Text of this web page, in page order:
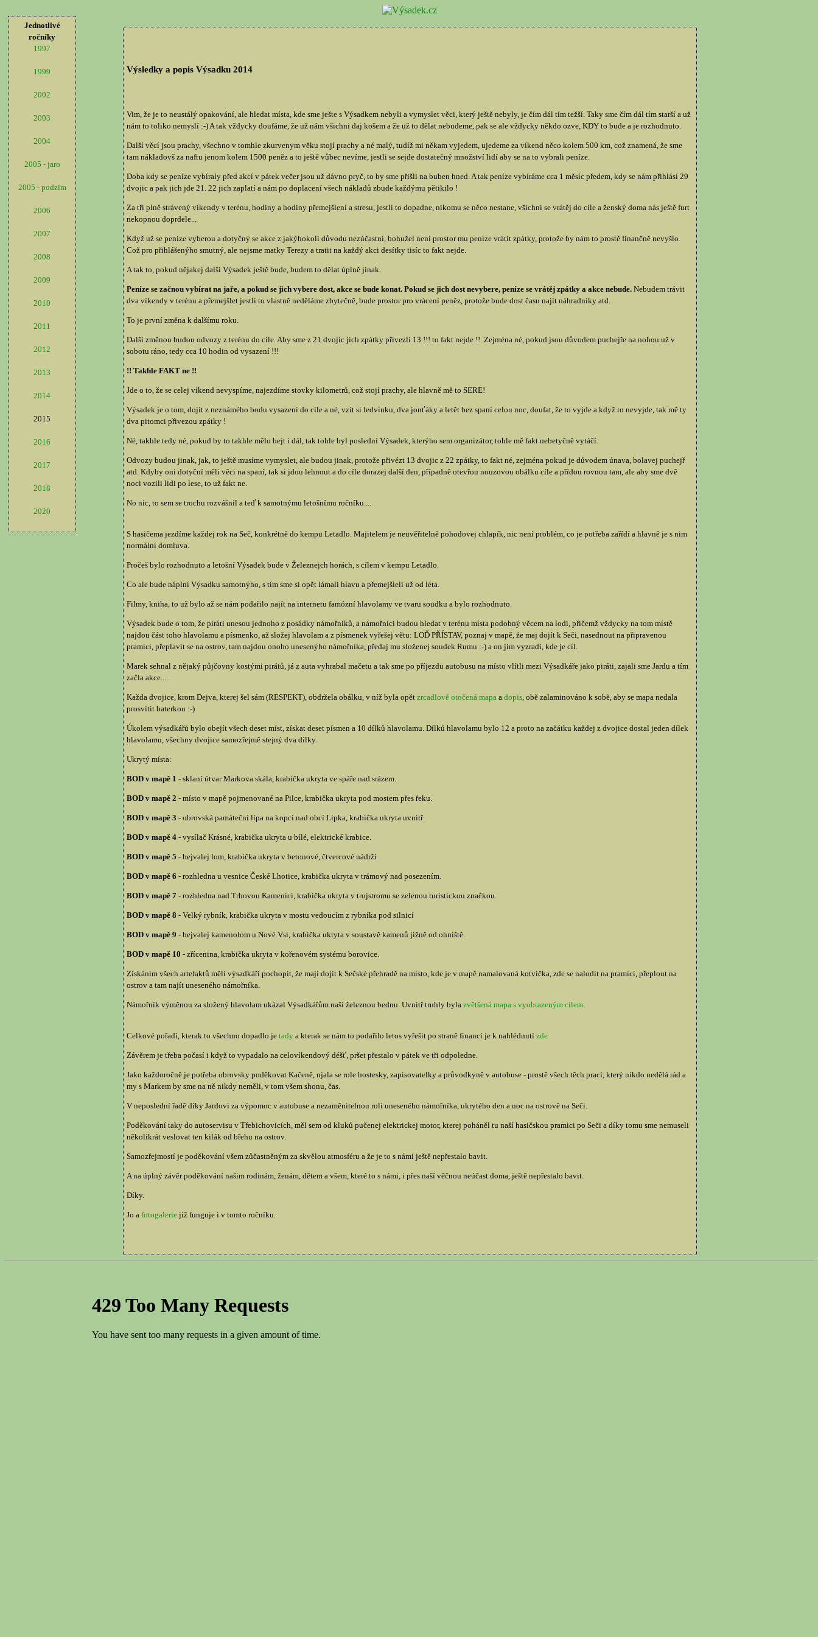
Jednotlivé
ročníky
1997
1999
2002
2003
2004
2005 - jaro
2005 - podzim
2006
2007
2008
2009
2010
2011
2012
2013
2014
2015
2016
2017
2018
2020
Výsledky a popis Výsadku 2014
Vim, že je to neustálý opakování, ale hledat místa, kde sme ješte s Výsadkem nebyli a vymyslet věci, který ještě nebyly, je čím dál tím težší. Taky sme čím dál tím starší a už
nám to toliko nemyslí :-) A tak vždycky doufáme, že už nám všichni daj košem a že už to dělat nebudeme, pak se ale vždycky někdo ozve, KDY to bude a je rozhodnuto.
Další věcí jsou prachy, všechno v tomhle zkurvenym věku stojí prachy a né malý, tudíž mi někam vyjedem, ujedeme za víkend něco kolem 500 km, což znamená, že sme
tam nákladovš za naftu jenom kolem 1500 peněz a to ještě vůbec nevíme, jestli se sejde dostatečný množství lidí aby se na to vybrali peníze.
Doba kdy se peníze vybíraly před akcí v pátek večer jsou už dávno pryč, to by sme přišli na buben hned. A tak peníze vybíráme cca 1 měsíc předem, kdy se nám přihlásí 29
dvojic a pak jich jde 21. 22 jich zaplatí a nám po doplacení všech nákladů zbude každýmu pětikilo !
Za tři plně strávený víkendy v terénu, hodiny a hodiny přemejšlení a stresu, jestli to dopadne, nikomu se něco nestane, všichni se vrátěj do cíle a ženský doma nás ještě furt
nekopnou doprdele...
Když už se peníze vyberou a dotyčný se akce z jakýhokoli důvodu nezúčastní, bohužel není prostor mu peníze vrátit zpátky, protože by nám to prostě finančně nevyšlo.
Což pro přihlášenýho smutný, ale nejsme matky Terezy a tratit na každý akci desítky tisíc to fakt nejde.
A tak to, pokud nějakej další Výsadek ještě bude, budem to dělat úplně jinak.
Peníze se začnou vybírat na jaře, a pokud se jich vybere dost, akce se bude konat. Pokud se jich dost nevybere, peníze se vrátěj zpátky a akce nebude.Nebudem trávit
dva víkendy v terénu a přemejšlet jestli to vlastně neděláme zbytečně, bude prostor pro vrácení peněz, protože bude dost času najít náhradniky atd.
To je první změna k dalšímu roku.
Další změnou budou odvozy z terénu do cíle. Aby sme z 21 dvojic jich zpátky přivezli 13 !!! to fakt nejde !!. Zejména né, pokud jsou důvodem puchejře na nohou už v
sobotu ráno, tedy cca 10 hodin od vysazení !!!
!! Takhle FAKT ne !!
Jde o to, že se celej víkend nevyspíme, najezdíme stovky kilometrů, což stojí prachy, ale hlavně mě to SERE!
Výsadek je o tom, dojít z neznámého bodu vysazení do cíle a né, vzít si ledvinku, dva jonťáky a letět bez spaní celou noc, doufat, že to vyjde a když to nevyjde, tak mě ty
dva pitomci přivezou zpátky !
Né, takhle tedy né, pokud by to takhle mělo bejt i dál, tak tohle byl poslední Výsadek, kterýho sem organizátor, tohle mě fakt nebetyčně vytáčí.
Odvozy budou jinak, jak, to ještě musíme vymyslet, ale budou jinak, protože přivézt 13 dvojic z 22 zpátky, to fakt né, zejména pokud je důvodem únava, bolavej puchejř
atd. Kdyby oni dotyční měli věci na spaní, tak si jdou lehnout a do cíle dorazej další den, případně otevřou nouzovou obálku cíle a přídou rovnou tam, ale aby sme dvě
noci vozili lidi po lese, to už fakt ne.
No nic, to sem se trochu rozvášnil a teď k samotnýmu letošnímu ročníku....
S hasičema jezdíme každej rok na Seč, konkrétně do kempu Letadlo. Majitelem je neuvěřitelně pohodovej chlapík, nic není problém, co je potřeba zařídí a hlavně je s nim
normální domluva.
Pročeš bylo rozhodnuto a letošní Výsadek bude v Železnejch horách, s cílem v kempu Letadlo.
Co ale bude náplní Výsadku samotnýho, s tím sme si opět lámali hlavu a přemejšleli už od léta.
Filmy, kniha, to už bylo až se nám podařilo najít na internetu famózní hlavolamy ve tvaru soudku a bylo rozhodnuto.
Výsadek bude o tom, že piráti unesou jednoho z posádky námořníků, a námořníci budou hledat v terénu místa podobný věcem na lodi, přičemž vždycky na tom místě
najdou část toho hlavolamu a písmenko, až složej hlavolam a z písmenek vyřešej větu: LOĎ PŘÍSTAV, poznaj v mapě, že maj dojít k Seči, nasednout na připravenou
pramici, přeplavit se na ostrov, tam najdou onoho unesenýho námořníka, předaj mu složenej soudek Rumu :-) a on jim vyzradí, kde je cíl.
Marek sehnal z nějaký půjčovny kostými pirátů, já z auta vyhrabal mačetu a tak sme po příjezdu autobusu na místo vlítli mezi Výsadkáře jako piráti, zajali sme Jardu a tím
začla akce....
Každa dvojice, krom Dejva, kterej šel sám (RESPEKT), obdržela obálku, v níž byla opět zrcadlově otočená mapaa dopis, obě zalaminováno k sobě, aby se mapa nedala
prosvítit baterkou :-)
Úkolem výsadkářů bylo obejít všech deset míst, získat deset písmen a 10 dílků hlavolamu. Dílků hlavolamu bylo 12 a proto na začátku každej z dvojice dostal jeden dílek
hlavolamu, všechny dvojice samozřejmě stejný dva dílky.
Ukrytý místa:
BOD v mapě 1 - sklaní útvar Markova skála, krabička ukryta ve spáře nad srázem.
BOD v mapě 2 - místo v mapě pojmenované na Pilce, krabička ukryta pod mostem přes řeku.
BOD v mapě 3 - obrovská památeční lípa na kopci nad obcí Lipka, krabička ukryta uvnitř.
BOD v mapě 4- vysílač Krásné, krabička ukryta u bílé, elektrické krabice.
BOD v mapě 5 - bejvalej lom, krabička ukryta v betonové, čtvercové nádrži
BOD v mapě 6 - rozhledna u vesnice České Lhotice, krabička ukryta v trámový nad posezením.
BOD v mapě 7- rozhledna nad Trhovou Kamenici, krabička ukryta v trojstromu se zelenou turistickou značkou.
BOD v mapě 8 - Velký rybník, krabička ukryta v mostu vedoucím z rybníka pod silnicí
BOD v mapě 9 - bejvalej kamenolom u Nové Vsi, krabička ukryta v soustavě kamenů jižně od ohniště.
BOD v mapě 10 - zřícenina, krabička ukryta v kořenovém systému borovice.
Získáním všech artefaktů měli výsadkáři pochopit, že mají dojít k Sečské přehradě na místo, kde je v mapě namalovaná kotvička, zde se nalodit na pramici, přeplout na
ostrov a tam najít uneseného námořníka.
Námořník výměnou za složený hlavolam ukázal Výsadkářům naší železnou bednu. Uvnitř truhly byla zvětšená mapa s vyobrazeným cílem.
Celkové pořadí, kterak to všechno dopadlo je tadya kterak se nám to podařilo letos vyřešit po straně financí je k nahlédnutí zde
Závěrem je třeba počasí i když to vypadalo na celovíkendový déšť, pršet přestalo v pátek ve tři odpoledne.
Jako každoročně je potřeba obrovsky poděkovat Kačeně, ujala se role hostesky, zapisovatelky a průvodkyně v autobuse - prostě všech těch prací, který nikdo nedělá rád a
my s Markem by sme na ně nikdy neměli, v tom všem shonu, čas.
V neposlední řadě díky Jardovi za výpomoc v autobuse a nezaměnitelnou roli uneseného námořníka, ukrytého den a noc na ostrově na Seči.
Poděkování taky do autoservisu v Třebichovicích, měl sem od kluků pučenej elektrickej motor, kterej poháněl tu naší hasičskou pramici po Seči a díky tomu sme nemuseli
několikrát veslovat ten kilák od břehu na ostrov.
Samozřejmostí je poděkování všem zůčastněným za skvělou atmosféru a že je to s námi ještě nepřestalo bavit.
A na úplný závěr poděkování našim rodinám, ženám, dětem a všem, které to s námi, i přes naší věčnou neúčast doma, ještě nepřestalo bavit.
Díky.
Jo a fotogaleriejiž funguje i v tomto ročníku.